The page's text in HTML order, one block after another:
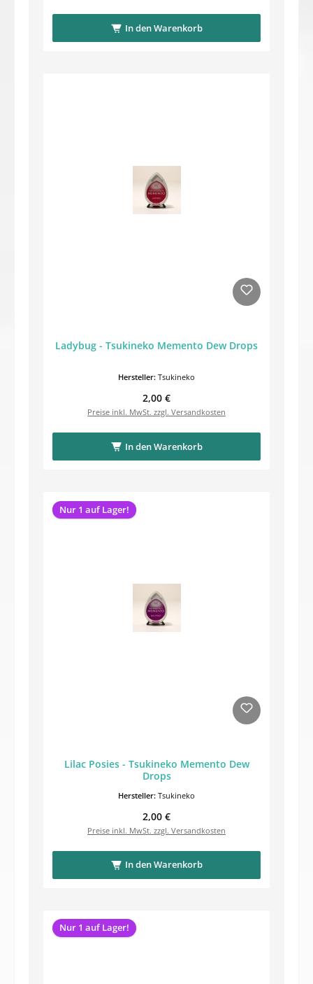
In den Warenkorb
Ladybug - Tsukineko Memento Dew Drops
Hersteller: Tsukineko
Regulärer Preis:
2,00 €
Preise inkl. MwSt. zzgl. Versandkosten
In den Warenkorb
Nur 1 auf Lager!
Lilac Posies - Tsukineko Memento Dew
Drops
Hersteller: Tsukineko
Regulärer Preis:
2,00 €
Preise inkl. MwSt. zzgl. Versandkosten
In den Warenkorb
Nur 1 auf Lager!